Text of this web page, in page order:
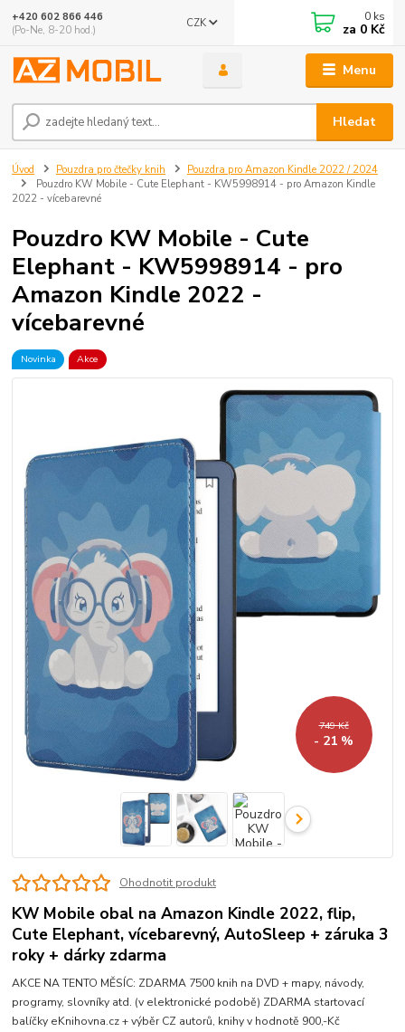
Menu
CZK
Hledat
+420 602 866 446
(Po-Ne, 8-20 hod.)
0 ks
za 0 Kč
Úvod Pouzdra pro čtečky knih
Pouzdra pro Amazon Kindle 2022 / 2024
Pouzdro KW Mobile - Cute Elephant - KW5998914 - pro Amazon Kindle
2022 - vícebarevné
Pouzdro KW Mobile - Cute
Elephant - KW5998914 - pro
Amazon Kindle 2022 -
vícebarevné
Novinka Akce
749 Kč
- 21 %
Ohodnotit produkt
KW Mobile obal na Amazon Kindle 2022, flip,
Cute Elephant, vícebarevný, AutoSleep + záruka 3
roky + dárky zdarma
AKCE NA TENTO MĚSÍC: ZDARMA 7500 knih na DVD + mapy, návody,
programy, slovníky atd. (v elektronické podobě) ZDARMA startovací
balíčky eKnihovna.cz + výběr CZ autorů, knihy v hodnotě 900,-Kč